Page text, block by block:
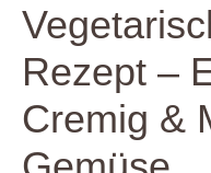
Rezept –
Cremig &